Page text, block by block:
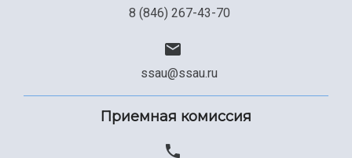
Сведения об образовательной организации
Официальные документы
8 (846) 267-43-70
ssau@ssau.ru
Приемная комиссия